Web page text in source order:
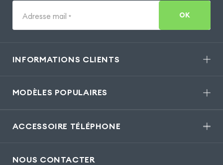
Adresse mail * OK
INFORMATIONS CLIENTS
MODÈLES POPULAIRES
ACCESSOIRE TÉLÉPHONE
NOUS CONTACTER